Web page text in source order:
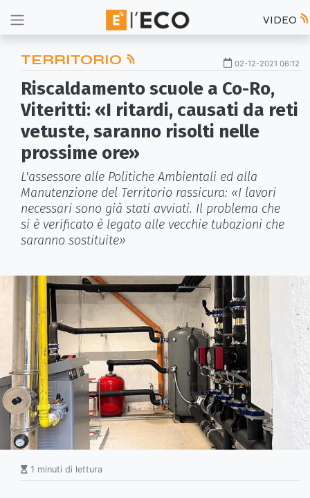
VIDEO
TERRITORIO 02-12-2021 06:12
Riscaldamento scuole a Co-Ro,
Viteritti: «I ritardi, causati da reti
vetuste, saranno risolti nelle
prossime ore»
L'assessore alle Politiche Ambientali ed alla
Manutenzione del Territorio rassicura: «I lavori
necessari sono già stati avviati. Il problema che
si è verificato è legato alle vecchie tubazioni che
saranno sostituite»
1 minuti di lettura